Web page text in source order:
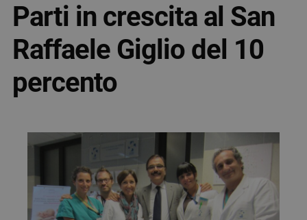
Parti in crescita al San
Raffaele Giglio del 10
percento